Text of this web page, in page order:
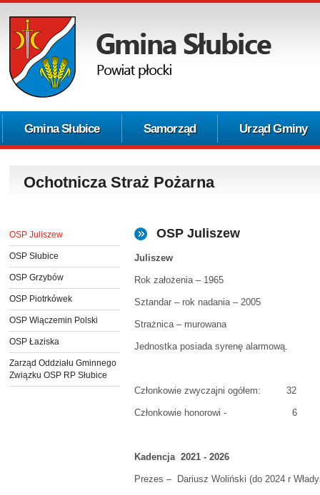
Gmina Słubice Samorząd Urząd Gminy
Ochotnicza Straż Pożarna
OSP Juliszew
OSP Słubice
OSP Grzybów
OSP Piotrkówek
OSP Wiączemin Polski
OSP Łaziska
Zarząd Oddziału Gminnego
Związku OSP RP Słubice
OSP Juliszew
Juliszew
Rok założenia – 1965
Sztandar – rok nadania – 2005
Strażnica – murowana
Jednostka posiada syrenę alarmową.
Członkowie zwyczajni ogółem: 32
Członkowie honorowi - 6
Kadencja 2021 - 2026
Prezes – Dariusz Woliński (do 2024 r